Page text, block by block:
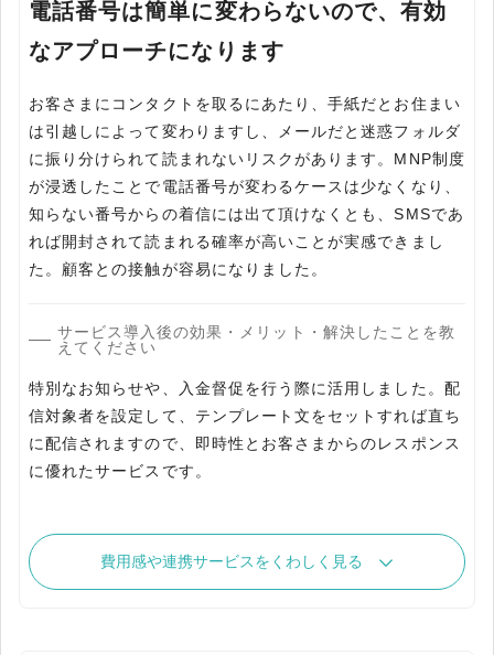
電話番号は簡単に変わらないので、有効
なアプローチになります
お客さまにコンタクトを取るにあたり、手紙だとお住まい
は引越しによって変わりますし、メールだと迷惑フォルダ
に振り分けられて読まれないリスクがあります。MNP制度
が浸透したことで電話番号が変わるケースは少なくなり、
知らない番号からの着信には出て頂けなくとも、SMSであ
れば開封されて読まれる確率が高いことが実感できまし
た。顧客との接触が容易になりました。
サービス導入後の効果・メリット・解決したことを教
えてください
特別なお知らせや、入金督促を行う際に活用しました。配
信対象者を設定して、テンプレート文をセットすれば直ち
に配信されますので、即時性とお客さまからのレスポンス
に優れたサービスです。
費用感や連携サービスをくわしく見る